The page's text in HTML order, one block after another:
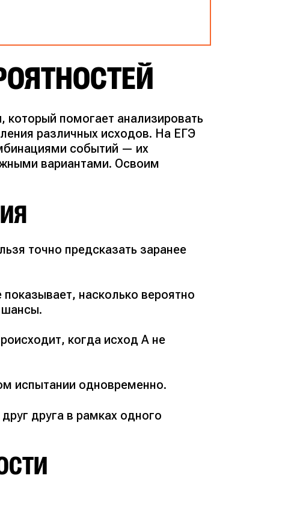
помогает анализировать
различных исходов. На ЕГЭ
событий — их
вариантами. Освоим
точно предсказать заранее
насколько вероятно
когда исход A не
испытании одновременно.
друга в рамках одного